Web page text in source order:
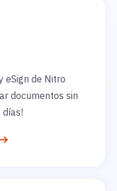
eSign de Nitro
documentos sin
días!